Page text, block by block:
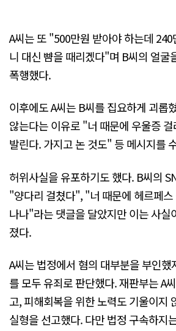
A씨는 또 "500만원 받아야 하는데
니 대신 뺨을 때리겠다"며 B씨의 얼굴
폭행했다.
이후에도 A씨는 B씨를 집요하게 괴롭
않는다는 이유로 "너 때문에 우울증
발린다. 가지고 논 것도" 등 메시지를
허위사실을 유포하기도 했다. B씨의
"양다리 걸쳤다", "너 때문에 헤르페
나나"라는 댓글을 달았지만 이는 사실
졌다.
A씨는 법정에서 혐의 대부분을 부인했
를 모두 유죄로 판단했다. 재판부는 A
고, 피해회복을 위한 노력도 기울이지
실형을 선고했다. 다만 법정 구속하지